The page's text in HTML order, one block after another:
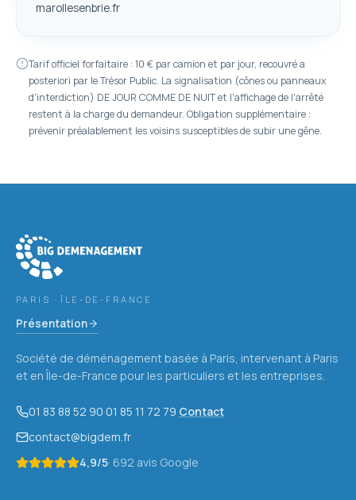
marollesenbrie.fr
Tarif officiel forfaitaire : 10 € par camion et par jour, recouvré a
posteriori par le Trésor Public. La signalisation (cônes ou panneaux
d'interdiction) DE JOUR COMME DE NUIT et l'affichage de l'arrêté
restent à la charge du demandeur. Obligation supplémentaire :
prévenir préalablement les voisins susceptibles de subir une gêne.
PARIS · ÎLE-DE-FRANCE
Présentation
Société de déménagement basée à Paris, intervenant à Paris
et en Île-de-France pour les particuliers et les entreprises.
01 83 88 52 90·01 85 11 72 79·Contact
contact@bigdem.fr
4,9/5· 692 avis Google